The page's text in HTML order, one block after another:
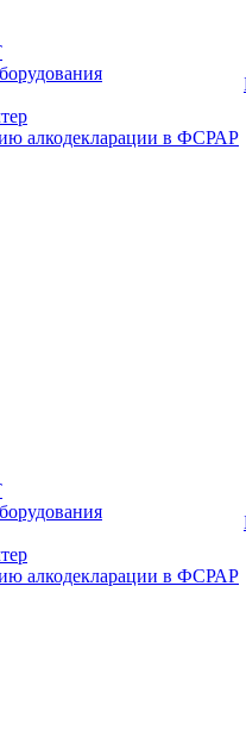
алкодекларации в ФСРАР
алкодекларации в ФСРАР